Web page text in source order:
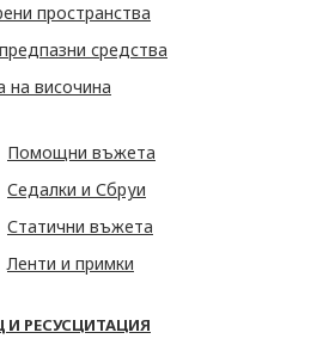
пространства
средства
на височина
Помощни въжета
Седалки и Сбруи
Статични въжета
Ленти и примки
РЕСУСЦИТАЦИЯ